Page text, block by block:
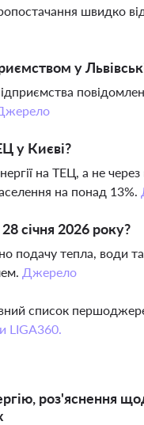
швидко
у
у Києві?
на ТЕЦ, а не
на понад 13%.
січня 2026 року?
подачу тепла, води
Джерело
список
LIGA360.
роз'яснення